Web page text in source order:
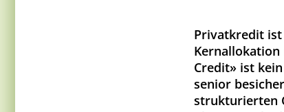
Privatkredit
Credit» ist
senior
strukturierten